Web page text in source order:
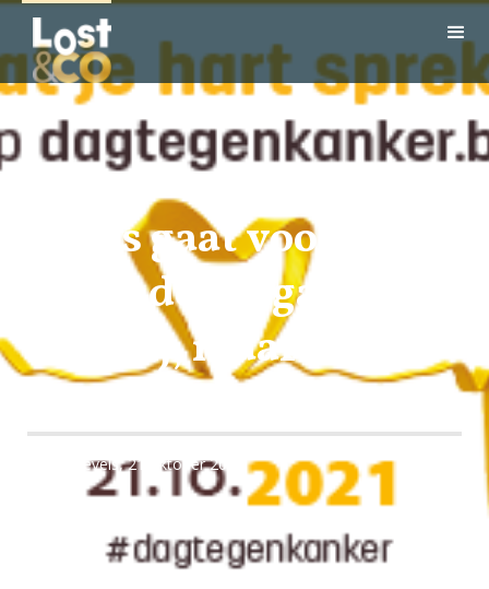
"Alles gaat voorbij,
uiteindelijk ga ook ik
voorbij, maar liefst
nu nog niet…"
Mon Knevels, 21 oktober 2021